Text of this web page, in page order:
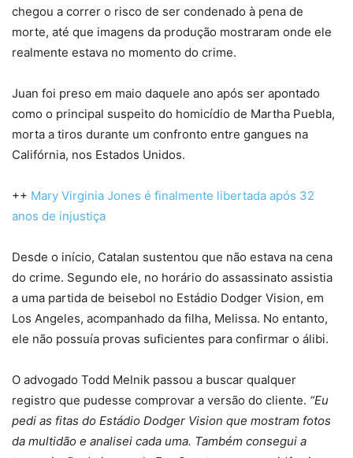
chegou a correr o risco de ser condenado à pena de
morte, até que imagens da produção mostraram onde ele
realmente estava no momento do crime.
Juan foi preso em maio daquele ano após ser apontado
como o principal suspeito do homicídio de Martha Puebla,
morta a tiros durante um confronto entre gangues na
Califórnia, nos Estados Unidos.
++ Mary Virginia Jones é finalmente libertada após 32
anos de injustiça
Desde o início, Catalan sustentou que não estava na cena
do crime. Segundo ele, no horário do assassinato assistia
a uma partida de beisebol no Estádio Dodger Vision, em
Los Angeles, acompanhado da filha, Melissa. No entanto,
ele não possuía provas suficientes para confirmar o álibi.
O advogado Todd Melnik passou a buscar qualquer
registro que pudesse comprovar a versão do cliente. “Eu
pedi as fitas do Estádio Dodger Vision que mostram fotos
da multidão e analisei cada uma. Também consegui a